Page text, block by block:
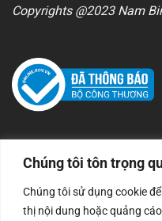
Chúng tôi tôn trọng
Chúng tôi sử dụng cookie
thị nội dung hoặc quảng
Copyrights @2023 Nam